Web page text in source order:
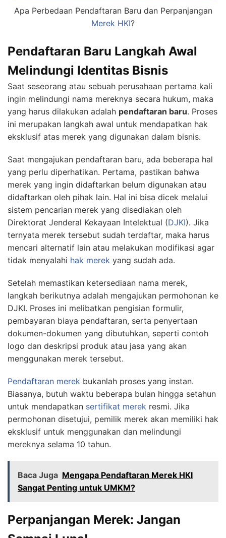
Apa Perbedaan Pendaftaran Baru dan Perpanjangan
Merek HKI?
Pendaftaran Baru Langkah Awal
Melindungi Identitas Bisnis
Saat seseorang atau sebuah perusahaan pertama kali
ingin melindungi nama mereknya secara hukum, maka
yang harus dilakukan adalah pendaftaran baru. Proses
ini merupakan langkah awal untuk mendapatkan hak
eksklusif atas merek yang digunakan dalam bisnis.
Saat mengajukan pendaftaran baru, ada beberapa hal
yang perlu diperhatikan. Pertama, pastikan bahwa
merek yang ingin didaftarkan belum digunakan atau
didaftarkan oleh pihak lain. Hal ini bisa dicek melalui
sistem pencarian merek yang disediakan oleh
Direktorat Jenderal Kekayaan Intelektual (DJKI). Jika
ternyata merek tersebut sudah terdaftar, maka harus
mencari alternatif lain atau melakukan modifikasi agar
tidak menyalahi hak merek yang sudah ada.
Setelah memastikan ketersediaan nama merek,
langkah berikutnya adalah mengajukan permohonan ke
DJKI. Proses ini melibatkan pengisian formulir,
pembayaran biaya pendaftaran, serta penyertaan
dokumen-dokumen yang dibutuhkan, seperti contoh
logo dan deskripsi produk atau jasa yang akan
menggunakan merek tersebut.
Pendaftaran merek bukanlah proses yang instan.
Biasanya, butuh waktu beberapa bulan hingga setahun
untuk mendapatkan sertifikat merek resmi. Jika
permohonan disetujui, pemilik merek akan memiliki hak
eksklusif untuk menggunakan dan melindungi
mereknya selama 10 tahun.
Baca Juga Mengapa Pendaftaran Merek HKI
Sangat Penting untuk UMKM?
Perpanjangan Merek: Jangan